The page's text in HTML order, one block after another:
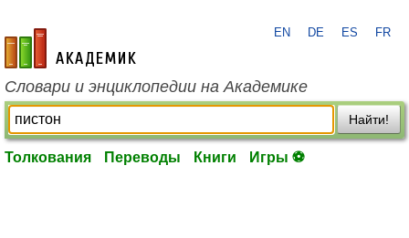
academic.ru
EN DE ES FR
Словари и энциклопедии на Академике
Найти!
Толкования Переводы Книги Игры ⚽